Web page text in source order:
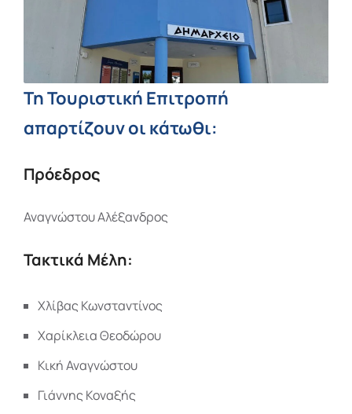
Τη Τουριστική Επιτροπή
απαρτίζουν οι κάτωθι:
Πρόεδρος
Αναγνώστου Αλέξανδρος
Τακτικά Μέλη:
Χλίβας Κωνσταντίνος
Χαρίκλεια Θεοδώρου
Κική Αναγνώστου
Γιάννης Κοναξής